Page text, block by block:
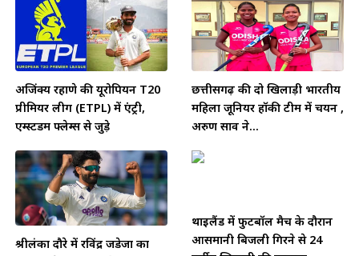
अजिंक्य रहाणे की यूरोपियन T20
प्रीमियर लीग (ETPL) में एंट्री,
एम्स्टर्डम फ्लेम्स से जुड़े
छत्तीसगढ़ की दो खिलाड़ी भारतीय
महिला जूनियर हॉकी टीम में चयन ,
अरुण साव ने...
श्रीलंका दौरे में रविंद्र जडेजा का
थाईलैंड में फुटबॉल मैच के दौरान
आसमानी बिजली गिरने से 24